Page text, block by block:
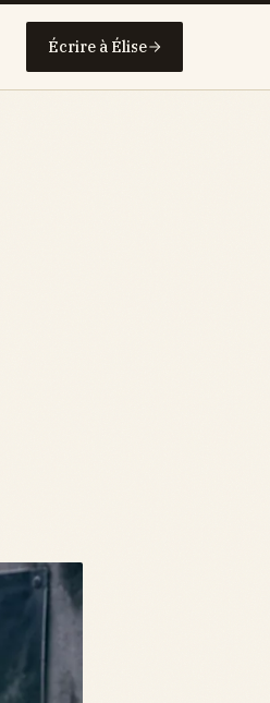
Écrire à Élise